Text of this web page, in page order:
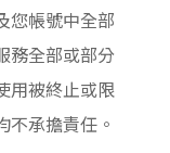
您帳號中全部
務全部或部分
用被終止或限
不承擔責任。